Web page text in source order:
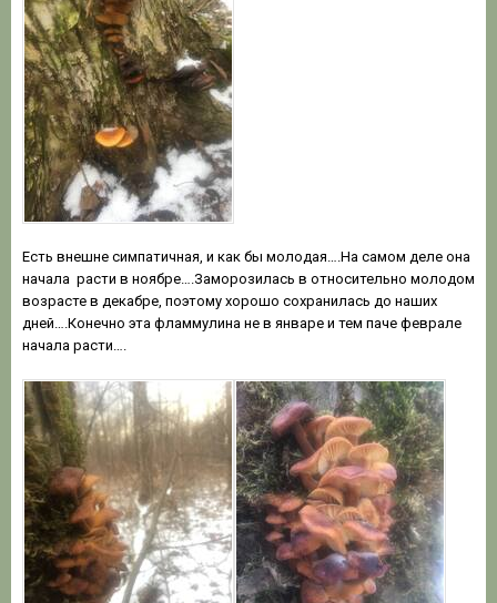
Есть внешне симпатичная, и как бы молодая….На самом деле она
начала расти в ноябре….Заморозилась в относительно молодом
возрасте в декабре, поэтому хорошо сохранилась до наших
дней….Конечно эта фламмулина не в январе и тем паче феврале
начала расти….